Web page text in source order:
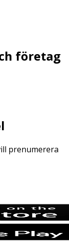
företag
prenumerera